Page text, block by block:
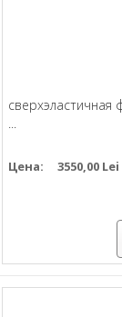
сверхэластичная
...
Цена: 3550,00 Lei